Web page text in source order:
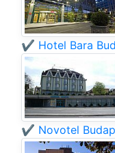
✔️ Hotel Bara
✔️ Novotel